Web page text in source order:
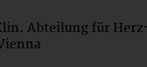
Abteilung für